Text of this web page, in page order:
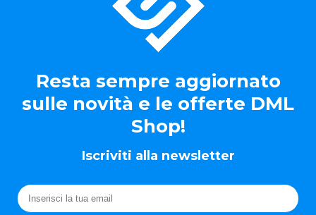
Resta sempre aggiornato
sulle novità e le offerte DML
Shop!
Iscriviti alla newsletter